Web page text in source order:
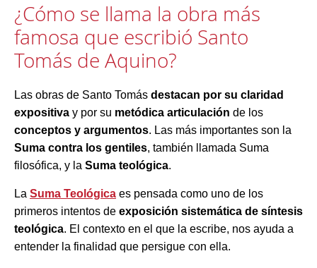
¿Cómo se llama la obra más
famosa que escribió Santo
Tomás de Aquino?
Las obras de Santo Tomás destacan por su claridad
expositiva y por su metódica articulación de los
conceptos y argumentos. Las más importantes son la
Suma contra los gentiles, también llamada Suma
filosófica, y la Suma teológica.
La Suma Teológica es pensada como uno de los
primeros intentos de exposición sistemática de síntesis
teológica. El contexto en el que la escribe, nos ayuda a
entender la finalidad que persigue con ella.